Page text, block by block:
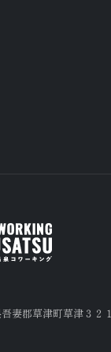
妻郡草津町草津３２１